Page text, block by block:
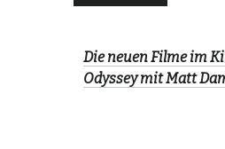
Die neuen Filme im
Odyssey mit Matt